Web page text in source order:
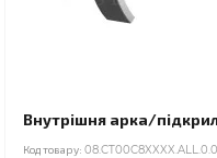
Внутрішня арка/
Код товару: